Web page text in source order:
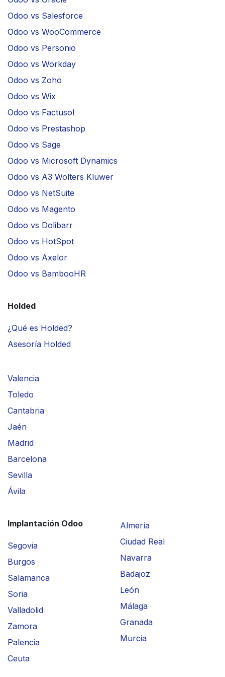
Odoo vs Salesforce
Odoo vs WooCommerce
Odoo vs Personio
Odoo vs Workday
Odoo vs Zoho
Odoo vs Wix
Odoo vs Factusol
Odoo vs Prestashop
Odoo vs Sage
Odoo vs Microsoft Dynamics
Odoo vs A3 Wolters Kluwer
Odoo vs NetSuite
Odoo vs Magento
Odoo vs Dolibarr
Odoo vs HotSpot
Odoo vs Axelor
Odoo vs BambooHR
Holded
¿Qué es Holded?
Asesoría Holded
Valencia
Toledo
Cantabria
Jaén
Madrid
Barcelona
Sevilla
Ávila
Implantación Odoo
Segovia
Burgos
Salamanca
Soria
Valladolid
Zamora
Palencia
Ceuta
Almería
Ciudad Real
Navarra
Badajoz
León
Málaga
Granada
Murcia